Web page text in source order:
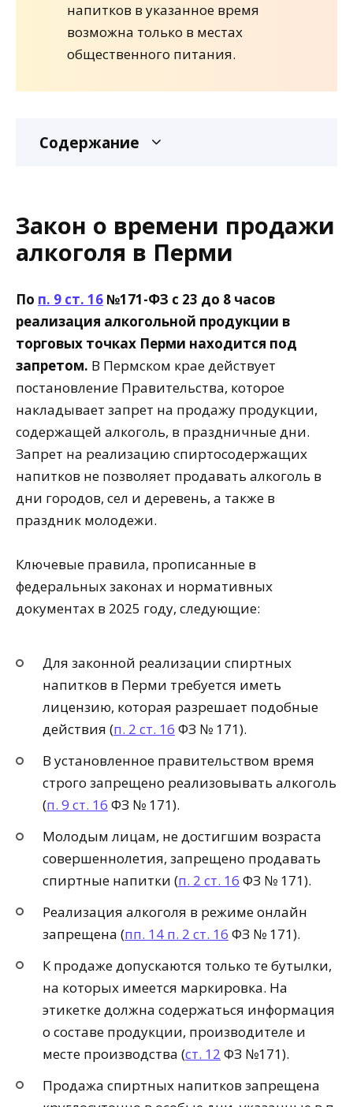
напитков в указанное время
возможна только в местах
общественного питания.
Содержание
Закон о времени продажи
алкоголя в Перми
По п. 9 ст. 16 №171-ФЗ с 23 до 8 часов
реализация алкогольной продукции в
торговых точках Перми находится под
запретом. В Пермском крае действует
постановление Правительства, которое
накладывает запрет на продажу продукции,
содержащей алкоголь, в праздничные дни.
Запрет на реализацию спиртосодержащих
напитков не позволяет продавать алкоголь в
дни городов, сел и деревень, а также в
праздник молодежи.
Ключевые правила, прописанные в
федеральных законах и нормативных
документах в 2025 году, следующие:
Для законной реализации спиртных
напитков в Перми требуется иметь
лицензию, которая разрешает подобные
действия (п. 2 ст. 16 ФЗ № 171).
В установленное правительством время
строго запрещено реализовывать алкоголь
(п. 9 ст. 16 ФЗ № 171).
Молодым лицам, не достигшим возраста
совершеннолетия, запрещено продавать
спиртные напитки (п. 2 ст. 16 ФЗ № 171).
Реализация алкоголя в режиме онлайн
запрещена (пп. 14 п. 2 ст. 16 ФЗ № 171).
К продаже допускаются только те бутылки,
на которых имеется маркировка. На
этикетке должна содержаться информация
о составе продукции, производителе и
месте производства (ст. 12 ФЗ №171).
Продажа спиртных напитков запрещена